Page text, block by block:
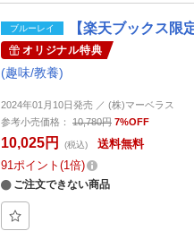
ブルーレイ 【楽天ブックス
オリジナル特典
(趣味/教養)
2024年01月10日発売 ／ (株)マーベラス
参考小売価格：
10,780円 7%OFF
10,025円 (税込)
送料無料
91 ポイント 1倍
ご注文できない商品